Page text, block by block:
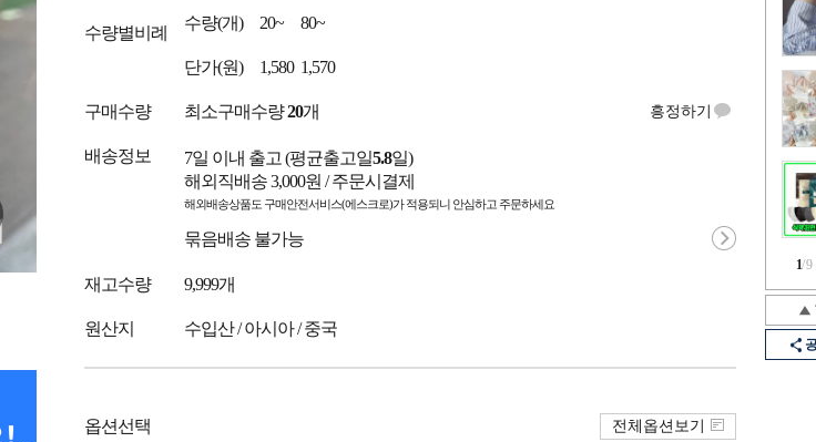
1/9
수량별비례
수량(개) 20~ 80~
단가(원) 1,580 1,570
구매수량 최소구매수량20개 흥정하기
배송정보 7일 이내 출고 (평균출고일5.8일)
해외직배송 3,000원 / 주문시결제
해외배송상품도 구매안전서비스(에스크로)가 적용되니 안심하고 주문하세요
묶음배송 불가능
재고수량 9,999개
원산지 수입산 / 아시아 / 중국
옵션선택 전체옵션보기